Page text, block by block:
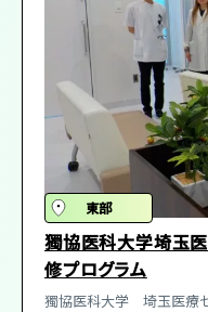
東部
獨協医科大学埼玉
修プログラム
獨協医科大学 ​埼玉医療